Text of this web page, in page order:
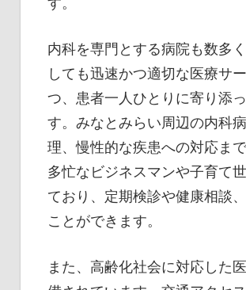
内科を専門とする病院も数多
しても迅速かつ適切な医療サ
つ、患者一人ひとりに寄り添
す。みなとみらい周辺の内科
理、慢性的な疾患への対応ま
多忙なビジネスマンや子育て
ており、定期検診や健康相談
ことができます。
また、高齢化社会に対応した